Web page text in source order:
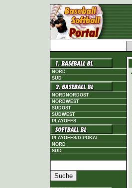
NORD
SÜD
NORDNORDOST
NORDWEST
SÜDOST
SÜDWEST
PLAYOFFS
PLAYOFFS/D-POKAL
NORD
SÜD